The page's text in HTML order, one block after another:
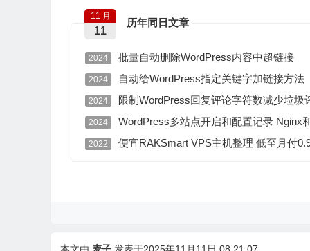
历年同日文章
11 月
11
2024 批量自动删除WordPress内容中超链接
2024 自动给WordPress指定关键字加链接方法
2024 限制WordPress回复评论字符数减少垃圾
2024 WordPress多站点开启和配置记录 Nginx
2022 便宜RAKSmart VPS主机整理 低至月付